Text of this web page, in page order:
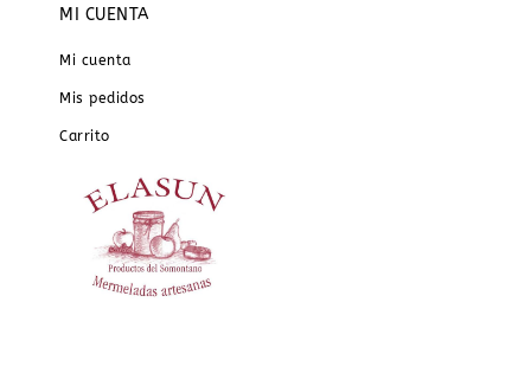
MI CUENTA
Mi cuenta
Mis pedidos
Carrito